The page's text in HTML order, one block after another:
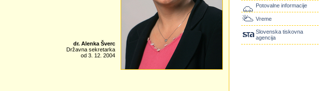
Potovalne informacije
Vreme
Slovenska tiskovna
agencija
dr. Alenka Šverc
Državna sekretarka
od 3. 12. 2004